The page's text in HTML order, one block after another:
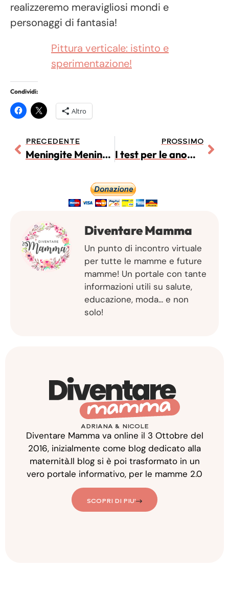
realizzeremo meravigliosi mondi e
personaggi di fantasia!
Pittura verticale: istinto e
sperimentazione!
Condividi:
Altro
PRECEDENTE
Meningite Meningococcica: guida al vaccino
PROSSIMO
I test per le anomalie cromosomiche
Diventare Mamma
Un punto di incontro virtuale
per tutte le mamme e future
mamme! Un portale con tante
informazioni utili su salute,
educazione, moda... e non
solo!
ADRIANA & NICOLE
Diventare Mamma va online il 3 Ottobre del
2016, inizialmente come blog dedicato alla
maternità.Il blog si è poi trasformato in un
vero portale informativo, per le mamme 2.0
SCOPRI DI PIU'